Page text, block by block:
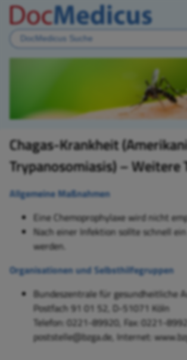
Chagas-Krankheit
Trypanosomiasis) – Weitere
Allgemeine Maßnahmen
Eine Chemoprophylaxe wird nicht
Nach einer Infektion sollte schnell
werden.
Organisationen und Selbsthilfegruppen
Bundeszentrale für gesundheitliche
Postfach 91 01 52 D-51071 Köln
Telefon: 0221-89920, Fax: 0221-
poststelle@bzga.de, Internet: